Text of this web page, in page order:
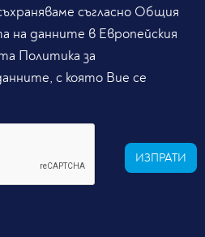
съгласно Общия
на данните в Европейския
Политика за
с която Вие се
ИЗПРАТИ